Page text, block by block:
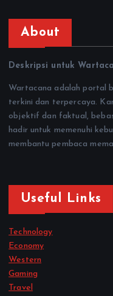
About
Deskripsi untuk
Wartacana adalah portal
terkini dan terpercaya.
objektif dan faktual,
hadir untuk memenuhi
membantu pembaca
Useful Links
Technology
Economy
Western
Gaming
Travel